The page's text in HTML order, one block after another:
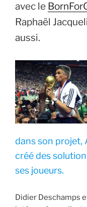
avec le
Raphaël
aussi.
dans son projet,
créé des
ses joueurs.
Didier Deschamps